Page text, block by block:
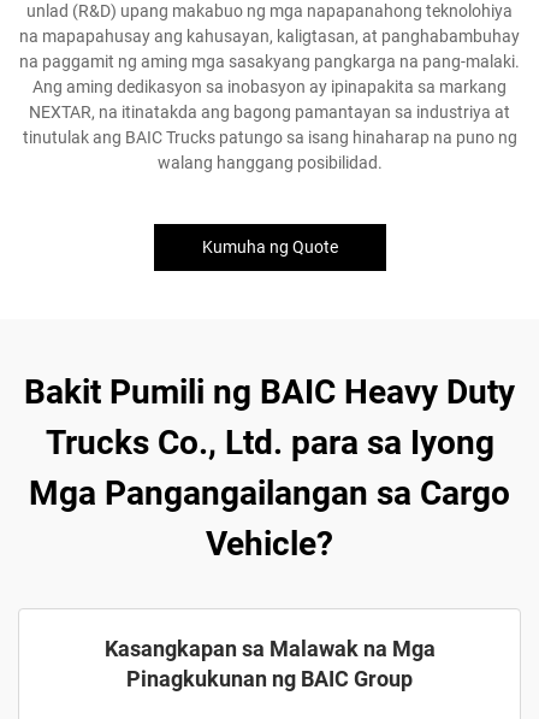
unlad (R&D) upang makabuo ng mga napapanahong teknolohiya
na mapapahusay ang kahusayan, kaligtasan, at panghabambuhay
na paggamit ng aming mga sasakyang pangkarga na pang-malaki.
Ang aming dedikasyon sa inobasyon ay ipinapakita sa markang
NEXTAR, na itinatakda ang bagong pamantayan sa industriya at
tinutulak ang BAIC Trucks patungo sa isang hinaharap na puno ng
walang hanggang posibilidad.
Kumuha ng Quote
Bakit Pumili ng BAIC Heavy Duty
Trucks Co., Ltd. para sa Iyong
Mga Pangangailangan sa Cargo
Vehicle?
Kasangkapan sa Malawak na Mga
Pinagkukunan ng BAIC Group